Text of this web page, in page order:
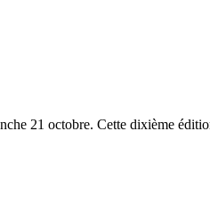
21 octobre. Cette dixième